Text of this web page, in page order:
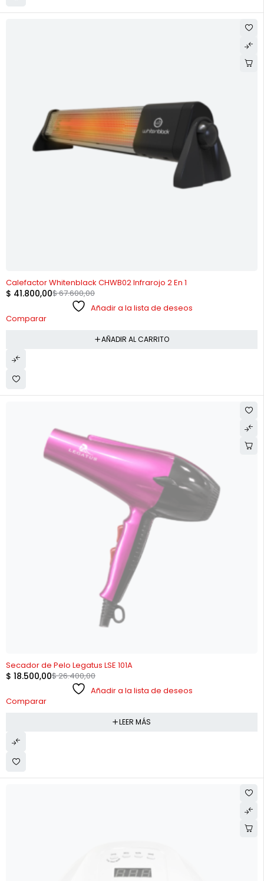
Calefactor Whitenblack CHWB02 Infrarojo 2 En 1
$67.600,00
$ 41.800,00
Añadir a la lista de deseos
Comparar
AÑADIR AL CARRITO
Secador de Pelo Legatus LSE 101A
$26.400,00
$ 18.500,00
Añadir a la lista de deseos
Comparar
LEER MÁS